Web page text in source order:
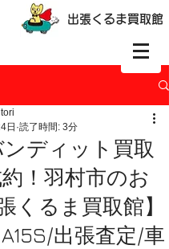
出張くるま買取館
ディット買取
！羽村市のお
くるま買取館】
出張査定/車
日 読了時間: 3分